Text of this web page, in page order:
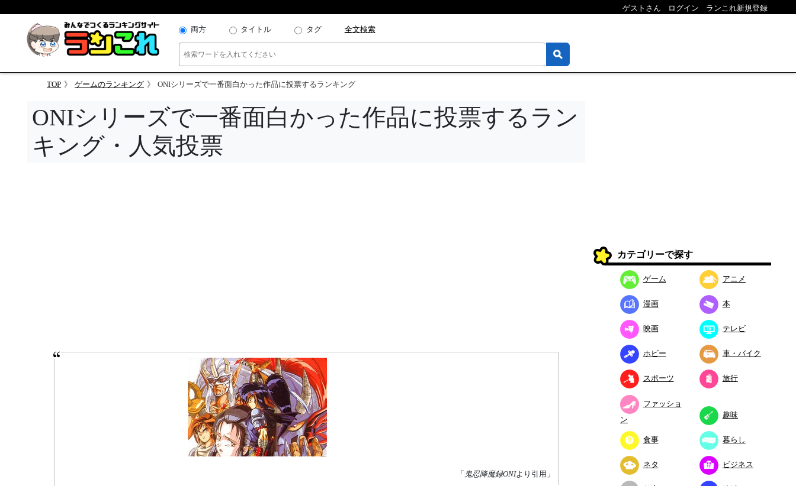
ゲストさん ログイン ランこれ新規登録
両方 タイトル タグ 全文検索
TOP ゲームのランキング ONIシリーズで一番面白かった作品に投票するランキング
ONIシリーズで一番面白かった作品に投票するラン
キング・人気投票
「 鬼忍降魔録ONIより引用」
カテゴリーで探す
ゲーム アニメ
漫画 本
映画 テレビ
ホビー 車・バイク
スポーツ 旅行
ファッショ
ン
趣味
食事 暮らし
ネタ ビジネス